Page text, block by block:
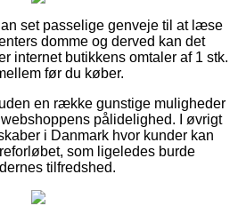
set passelige genveje til at læse
domme og derved kan det
butikkens omtaler af 1 stk.
før du køber.
en række gunstige muligheder
pålidelighed. I øvrigt
i Danmark hvor kunder kan
som ligeledes burde
tilfredshed.